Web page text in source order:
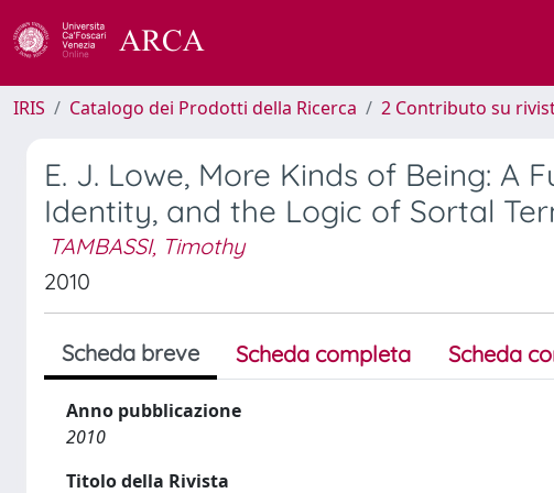
IRIS Catalogo dei Prodotti della Ricerca 2 Contributo su
E. J. Lowe, More Kinds of Being: A
Identity, and the Logic of Sortal
TAMBASSI, Timothy
2010
Scheda breve Scheda completa Scheda
Anno pubblicazione
2010
Titolo della Rivista